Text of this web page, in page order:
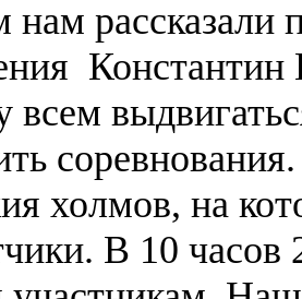
нам рассказали
Константин
всем
холмов, на
В 10